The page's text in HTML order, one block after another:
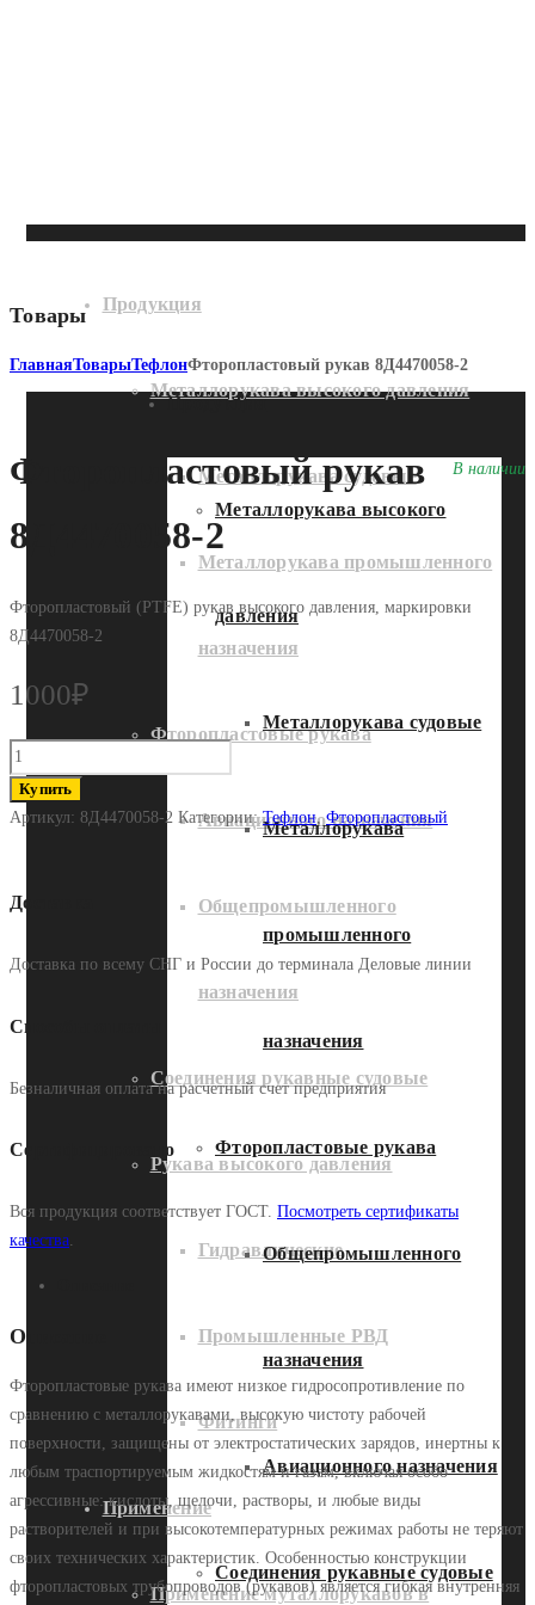
Продукция
Металлорукава высокого давления
Металлорукава судовые
Металлорукава промышленного
назначения
Фторопластовые рукава
Авиационного назначения
Общепромышленного
назначения
Соединения рукавные судовые
Рукава высокого давления
Гидравлические
Промышленные РВД
Фитинги
Применение
Применение муталлорукавов в
Продукция
Металлорукава высокого
давления
Металлорукава судовые
Металлорукава
промышленного
назначения
Фторопластовые рукава
Общепромышленного
назначения
Авиационного назначения
Соединения рукавные судовые
Товары
ГлавнаяТоварыТефлонФторопластовый рукав 8Д4470058-2
В наличии
Фторопластовый рукав
8Д4470058-2
Фторопластовый (PTFE) рукав высокого давления, маркировки
8Д4470058-2
1000₽
Количество
Фторопластовый
рукав
Купить
Артикул: 8Д4470058-2 Категории:Тефлон,Фторопластовый
Доставка
Доставка по всему СНГ и России до терминала Деловые линии
Способы оплаты
Безналичная оплата на расчетный счет предприятия
Сертифицировано
Вся продукция соответствует ГОСТ. Посмотреть сертификаты
качества.
Описание
Фторопластовые рукава имеют низкое гидросопротивление по
сравнению с металлорукавами, высокую чистоту рабочей
поверхности, защищены от электростатических зарядов, инертны к
любым траспортируемым жидкостям и газам, включая особо
агрессивные: кислоты, щелочи, растворы, и любые виды
растворителей и при высокотемпературных режимах работы не теряют
своих технических характеристик. Особенностью конструкции
фторопластовых трубопроводов (рукавов) является гибкая внутренняя